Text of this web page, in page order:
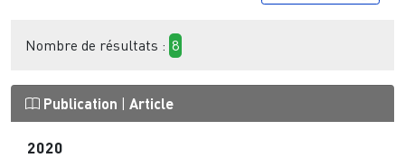
Nombre de résultats : 8
Publication Article
2020